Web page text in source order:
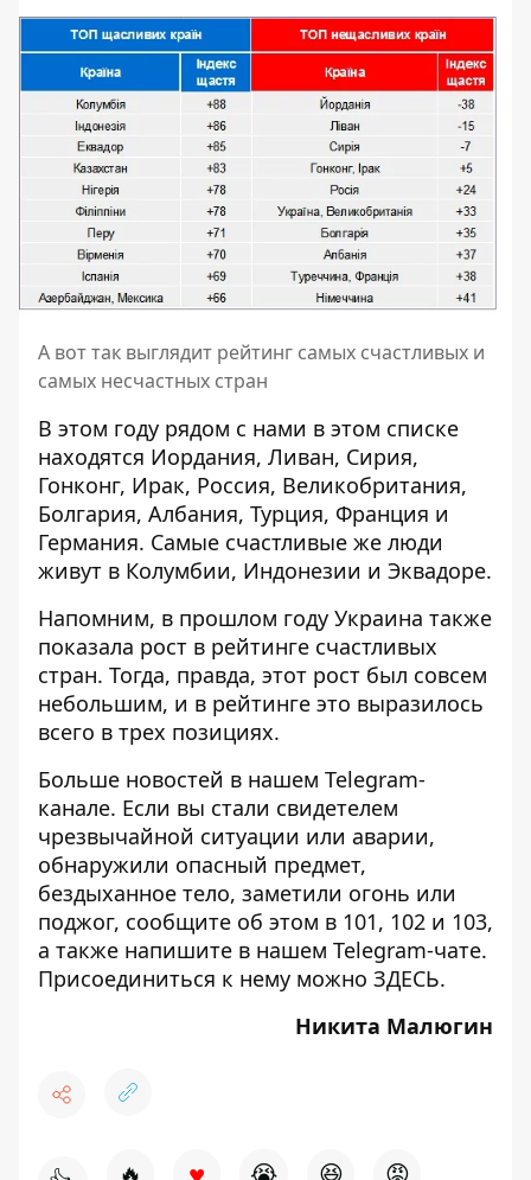
А вот так выглядит рейтинг самых счастливых и
самых несчастных стран
В этом году рядом с нами в этом списке
находятся Иордания, Ливан, Сирия,
Гонконг, Ирак, Россия, Великобритания,
Болгария, Албания, Турция, Франция и
Германия. Самые счастливые же люди
живут в Колумбии, Индонезии и Эквадоре.
Напомним, в прошлом году Украина также
показала рост в рейтинге счастливых
стран. Тогда, правда, этот рост был совсем
небольшим, и в рейтинге это выразилось
всего в трех позициях.
Больше новостей в нашем Telegram-
канале. Если вы стали свидетелем
чрезвычайной ситуации или аварии,
обнаружили опасный предмет,
бездыханное тело, заметили огонь или
поджог, сообщите об этом в 101, 102 и 103,
а также напишите в нашем Telegram-чате.
Присоединиться к нему можно ЗДЕСЬ.
Никита Малюгин
🔥 😭 😆 😡